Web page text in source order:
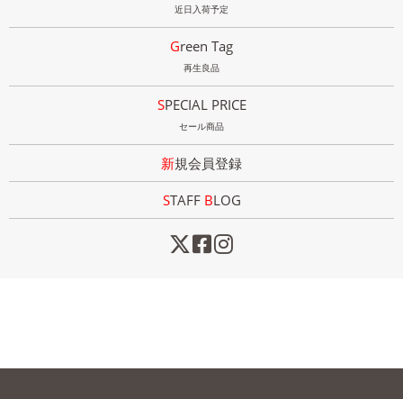
近日入荷予定
Green Tag
再生良品
SPECIAL PRICE
セール商品
新規会員登録
STAFF BLOG